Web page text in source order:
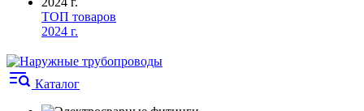
ТОП товаров
2024 г.
Каталог